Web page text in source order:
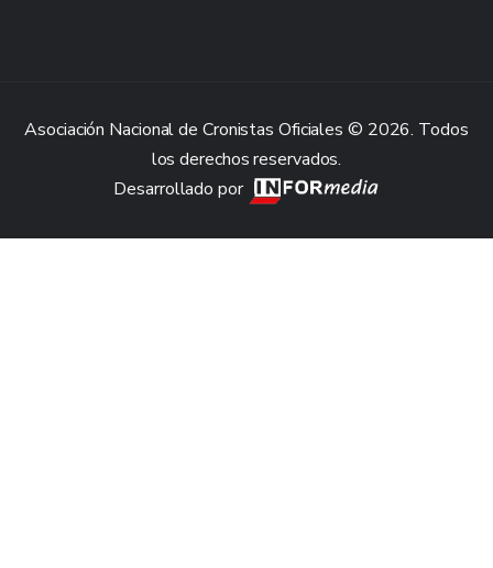
Asociación Nacional de Cronistas Oficiales © 2026. Todos
los derechos reservados.
Desarrollado por